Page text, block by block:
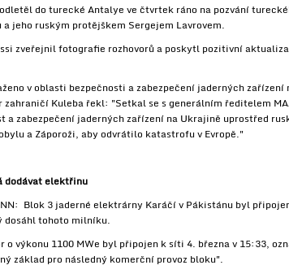
do turecké Antalye ve čtvrtek ráno na pozvání
jeho ruským protějškem Sergejem Lavrovem.
zveřejnil fotografie rozhovorů a poskytl pozitivní
v oblasti bezpečnosti a zabezpečení jaderných
Kuleba řekl: "Setkal se s generálním ředitelem
a zabezpečení jaderných zařízení na Ukrajině uprostřed
a Záporoži, aby odvrátilo katastrofu v Evropě."
dodávat elektřinu
Blok 3 jaderné elektrárny Karáčí v Pákistánu byl
dosáhl tohoto milníku.
o výkonu 1100 MWe byl připojen k síti 4. března v 15:33,
základ pro následný komerční provoz bloku".